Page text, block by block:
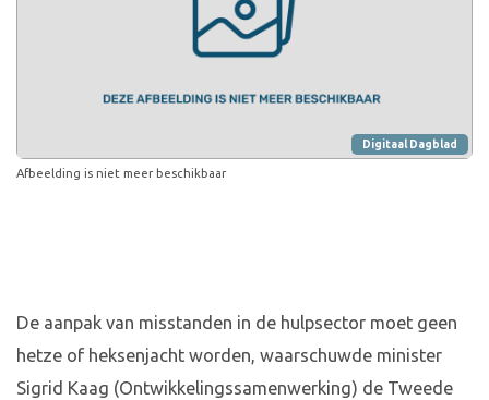
Digitaal Dagblad
Afbeelding is niet meer beschikbaar
De aanpak van misstanden in de hulpsector moet geen
hetze of heksenjacht worden, waarschuwde minister
Sigrid Kaag (Ontwikkelingssamenwerking) de Tweede